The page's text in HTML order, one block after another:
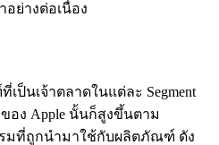
ย่างต่อเนื่อง
นเจ้าตลาดในแต่ละ Segment
อง Apple นั้นก็สูงขึ้นตาม
มที่ถูกนำมาใช้กับผลิตภัณฑ์ ดัง